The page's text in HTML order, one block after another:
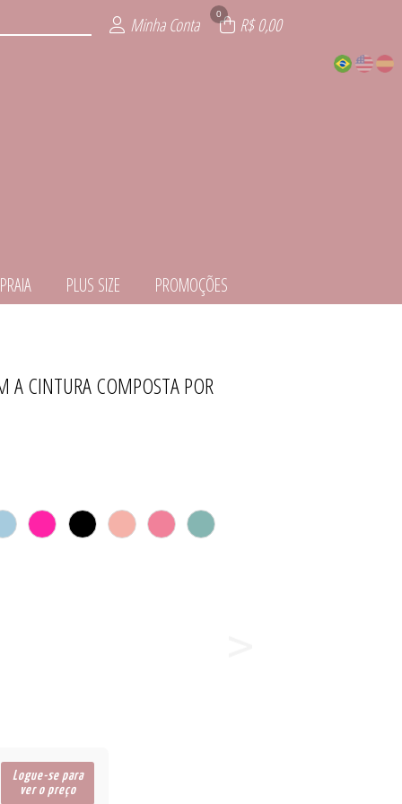
Minha Conta 0 R$ 0,00
PLUS SIZE PROMOÇÕES
A CINTURA COMPOSTA POR
Logue-se para
ver o preço